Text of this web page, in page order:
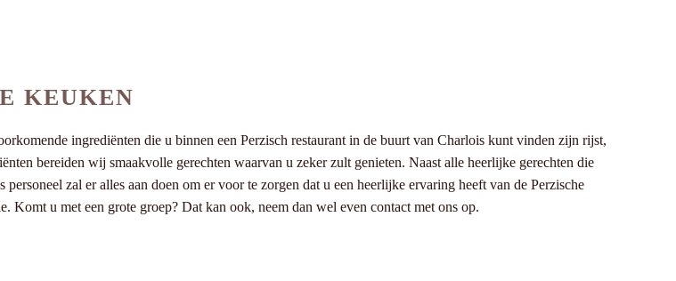
KEUKEN
ingrediënten die u binnen een Perzisch restaurant in de buurt van Charlois kunt vinden zijn rijst,
bereiden wij smaakvolle gerechten waarvan u zeker zult genieten. Naast alle heerlijke gerechten die
zal er alles aan doen om er voor te zorgen dat u een heerlijke ervaring heeft van de Perzische
u met een grote groep? Dat kan ook, neem dan wel even contact met ons op.